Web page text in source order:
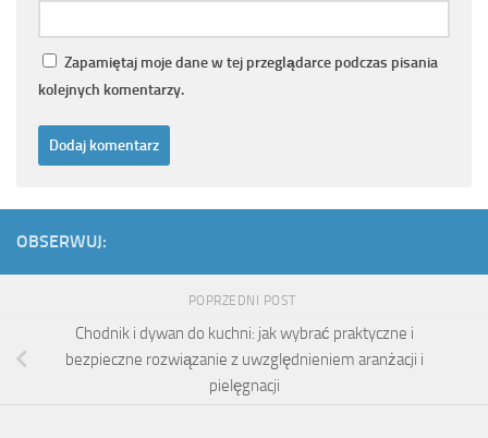
Zapamiętaj moje dane w tej przeglądarce podczas pisania
kolejnych komentarzy.
OBSERWUJ:
POPRZEDNI POST
Chodnik i dywan do kuchni: jak wybrać praktyczne i
bezpieczne rozwiązanie z uwzględnieniem aranżacji i
pielęgnacji